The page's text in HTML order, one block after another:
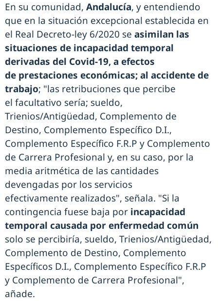
En su comunidad, Andalucía, y entendiendo
que en la situación excepcional establecida en
el Real Decreto-ley 6/2020 se asimilan las
situaciones de incapacidad temporal
derivadas del Covid-19, a efectos
de prestaciones económicas; al accidente de
trabajo; "las retribuciones que percibe
el facultativo sería; sueldo,
Trienios/Antigüedad, Complemento de
Destino, Complemento Específico D.I.,
Complemento Específico F.R.P y Complemento
de Carrera Profesional y, en su caso, por la
media aritmética de las cantidades
devengadas por los servicios
efectivamente realizados", señala. "Si la
contingencia fuese baja por incapacidad
temporal causada por enfermedad común
solo se percibiría, sueldo, Trienios/Antigüedad,
Complemento de Destino, Complemento
Específicos D.I., Complemento Específico F.R.P
y Complemento de Carrera Profesional",
añade.